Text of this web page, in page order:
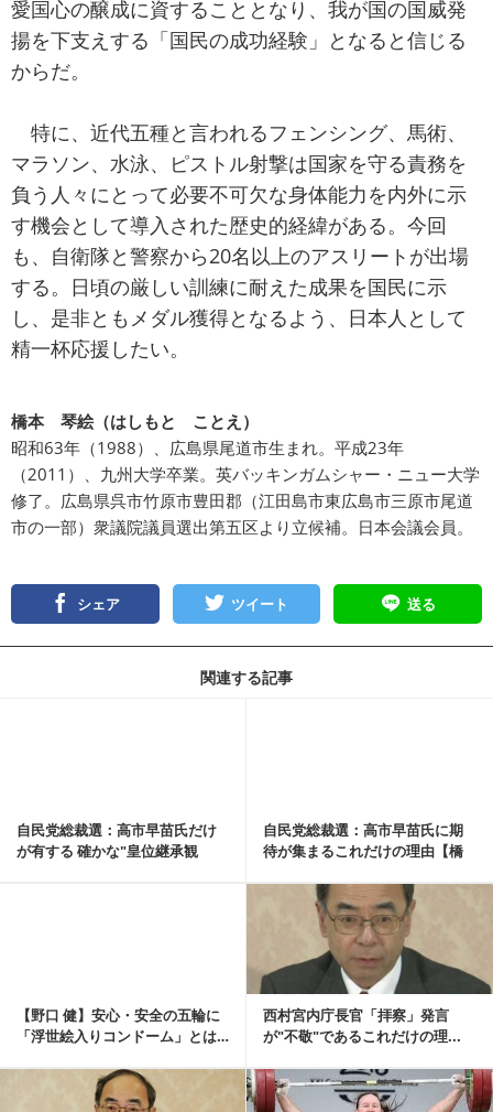
愛国心の醸成に資することとなり、我が国の国威発
揚を下支えする「国民の成功経験」となると信じる
からだ。
特に、近代五種と言われるフェンシング、馬術、
マラソン、水泳、ピストル射撃は国家を守る責務を
負う人々にとって必要不可欠な身体能力を内外に示
す機会として導入された歴史的経緯がある。今回
も、自衛隊と警察から20名以上のアスリートが出場
する。日頃の厳しい訓練に耐えた成果を国民に示
し、是非ともメダル獲得となるよう、日本人として
精一杯応援したい。
橋本 琴絵（はしもと ことえ）
昭和63年（1988）、広島県尾道市生まれ。平成23年
（2011）、九州大学卒業。英バッキンガムシャー・ニュー大学
修了。広島県呉市竹原市豊田郡（江田島市東広島市三原市尾道
市の一部）衆議院議員選出第五区より立候補。日本会議会員。
シェア ツイート 送る
関連する記事
自民党総裁選：高市早苗氏だけ
が有する 確かな"皇位継承観
自民党総裁選：高市早苗氏に期
待が集まるこれだけの理由【橋
【野口 健】安心・安全の五輪に
「浮世絵入りコンドーム」とは…
西村宮内庁長官「拝察」発言
が"不敬"であるこれだけの理...